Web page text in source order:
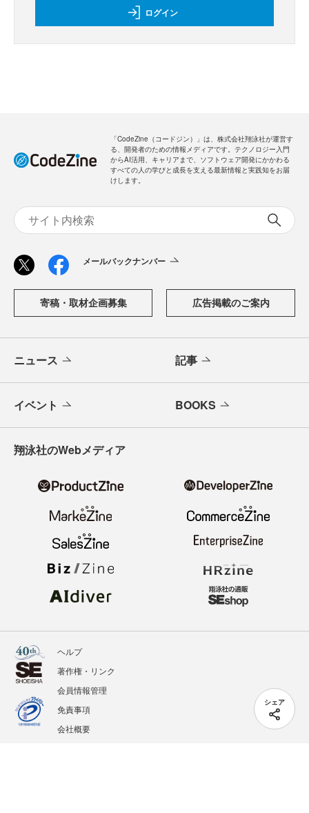
シェア
ログイン
「CodeZine（コードジン）」は、株式会社翔泳社が運営す
る、開発者のための情報メディアです。テクノロジー入門
からAI活用、キャリアまで、ソフトウェア開発にかかわる
すべての人の学びと成長を支える最新情報と実践知をお届
けします。
メールバックナンバー
寄稿・取材企画募集 広告掲載のご案内
ニュース 記事
イベント BOOKS
翔泳社のWebメディア
ヘルプ
著作権・リンク
会員情報管理
免責事項
会社概要